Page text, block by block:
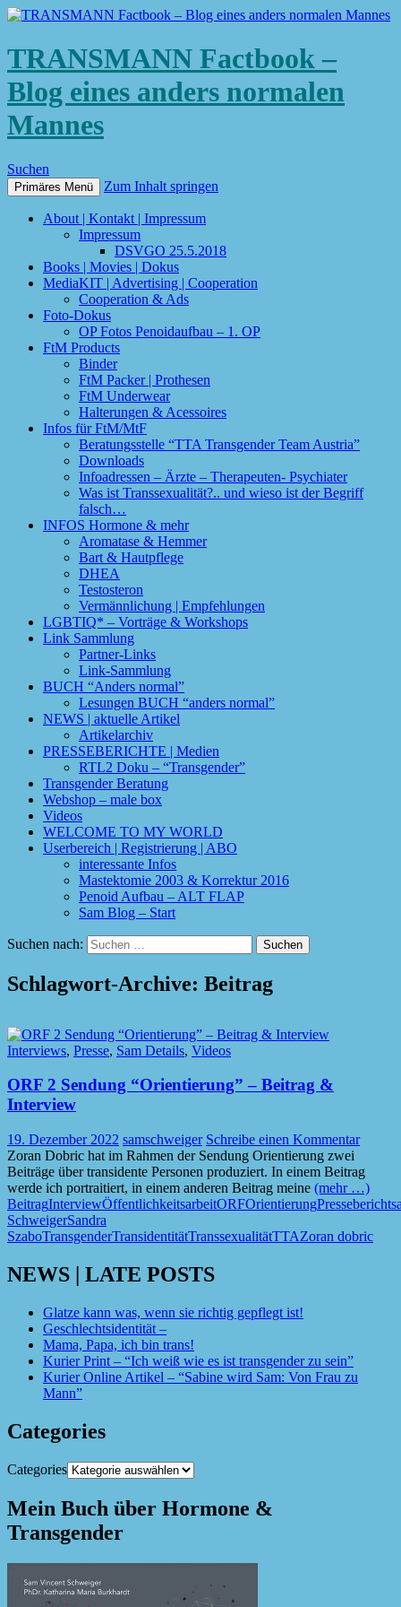
TRANSMANN Factbook –
Blog eines anders normalen
Mannes
Suchen
Primäres Menü Zum Inhalt springen
About | Kontakt | Impressum
Impressum
DSVGO 25.5.2018
Books | Movies | Dokus
MediaKIT | Advertising | Cooperation
Cooperation & Ads
Foto-Dokus
OP Fotos Penoidaufbau – 1. OP
FtM Products
Binder
FtM Packer | Prothesen
FtM Underwear
Halterungen & Acessoires
Infos für FtM/MtF
Beratungsstelle “TTA Transgender Team Austria”
Downloads
Infoadressen – Ärzte – Therapeuten- Psychiater
Was ist Transsexualität?.. und wieso ist der Begriff
falsch…
INFOS Hormone & mehr
Aromatase & Hemmer
Bart & Hautpflege
DHEA
Testosteron
Vermännlichung | Empfehlungen
LGBTIQ* – Vorträge & Workshops
Link Sammlung
Partner-Links
Link-Sammlung
BUCH “Anders normal”
Lesungen BUCH “anders normal”
NEWS | aktuelle Artikel
Artikelarchiv
PRESSEBERICHTE | Medien
RTL2 Doku – “Transgender”
Transgender Beratung
Webshop – male box
Videos
WELCOME TO MY WORLD
Userbereich | Registrierung | ABO
interessante Infos
Mastektomie 2003 & Korrektur 2016
Penoid Aufbau – ALT FLAP
Sam Blog – Start
Suchen nach:
Schlagwort-Archive: Beitrag
Interviews, Presse, Sam Details, Videos
ORF 2 Sendung “Orientierung” – Beitrag &
Interview
19. Dezember 2022 samschweiger Schreibe einen Kommentar
Zoran Dobric hat im Rahmen der Sendung Orientierung zwei
Beiträge über transidente Personen produziert. In einem Beitrag
werde ich portraitiert, in einem anderen Beitrag meine (mehr …)
BeitragInterviewÖffentlichkeitsarbeitORFOrientierungPressebericht
SchweigerSandra
SzaboTransgenderTransidentitätTranssexualitätTTAZoran dobric
NEWS | LATE POSTS
Glatze kann was, wenn sie richtig gepflegt ist!
Geschlechtsidentität –
Mama, Papa, ich bin trans!
Kurier Print – “Ich weiß wie es ist transgender zu sein”
Kurier Online Artikel – “Sabine wird Sam: Von Frau zu
Mann”
Categories
Categories
Mein Buch über Hormone &
Transgender